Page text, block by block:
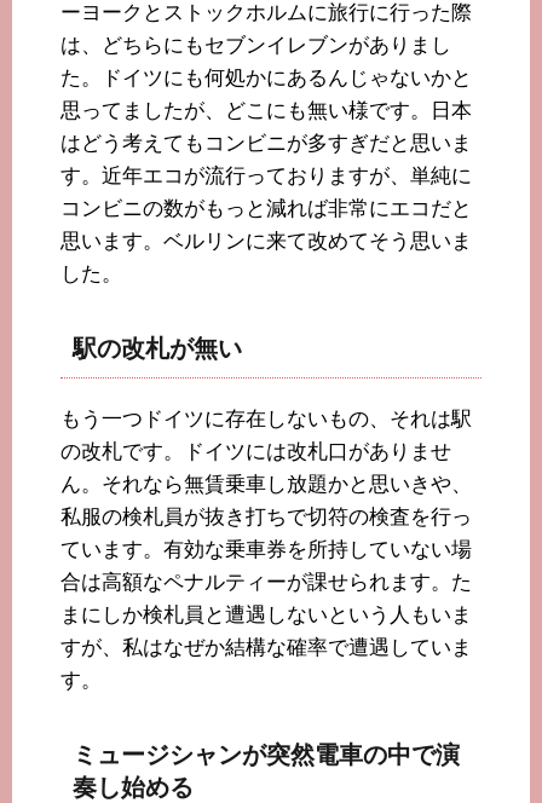
ーヨークとストックホルムに旅行に行った際
は、どちらにもセブンイレブンがありまし
た。ドイツにも何処かにあるんじゃないかと
思ってましたが、どこにも無い様です。日本
はどう考えてもコンビニが多すぎだと思いま
す。近年エコが流行っておりますが、単純に
コンビニの数がもっと減れば非常にエコだと
思います。ベルリンに来て改めてそう思いま
した。
駅の改札が無い
もう一つドイツに存在しないもの、それは駅
の改札です。ドイツには改札口がありませ
ん。それなら無賃乗車し放題かと思いきや、
私服の検札員が抜き打ちで切符の検査を行っ
ています。有効な乗車券を所持していない場
合は高額なペナルティーが課せられます。た
まにしか検札員と遭遇しないという人もいま
すが、私はなぜか結構な確率で遭遇していま
す。
ミュージシャンが突然電車の中で演
奏し始める